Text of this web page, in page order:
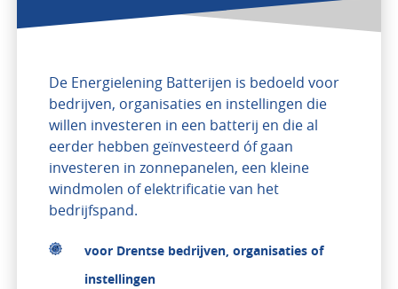
De Energielening Batterijen is bedoeld voor
bedrijven, organisaties en instellingen die
willen investeren in een batterij en die al
eerder hebben geïnvesteerd óf gaan
investeren in zonnepanelen, een kleine
windmolen of elektrificatie van het
bedrijfspand.
voor Drentse bedrijven, organisaties of
instellingen